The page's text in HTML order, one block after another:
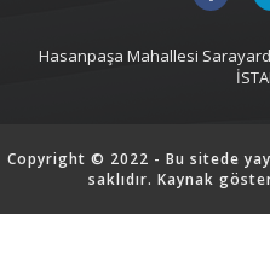
Hasanpaşa Mahallesi
Copyright © 2022 - Bu sitede
saklıdır. Kaynak